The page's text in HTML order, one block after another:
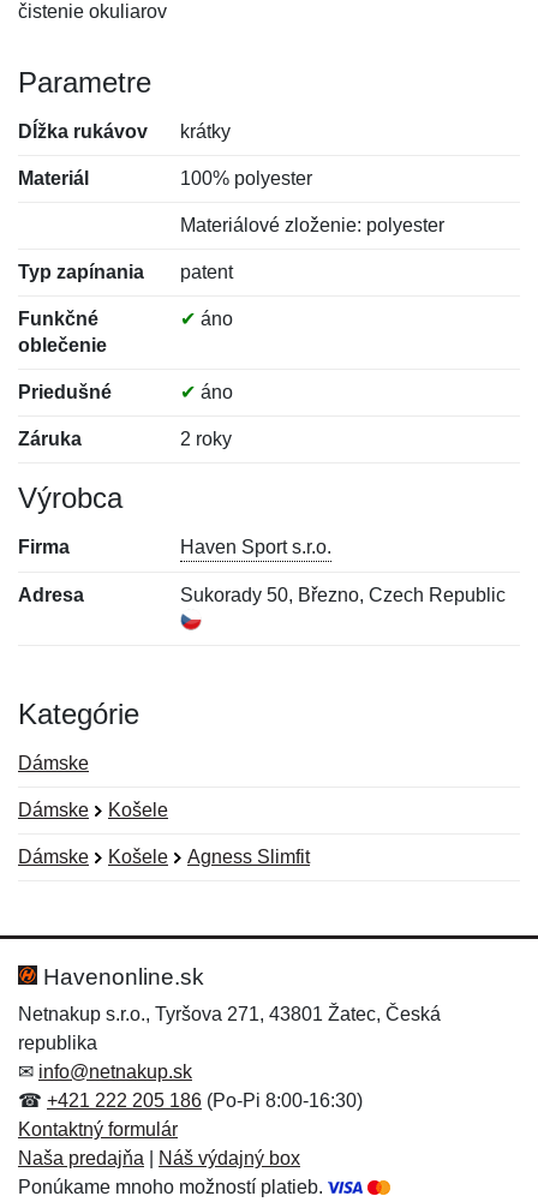
čistenie okuliarov
Parametre
Dĺžka rukávov krátky
Materiál 100% polyester
Materiálové zloženie: polyester
Typ zapínania patent
Funkčné
oblečenie
✔ áno
Priedušné ✔ áno
Záruka 2 roky
Výrobca
Firma Haven Sport s.r.o.
Adresa Sukorady 50, Březno, Czech Republic
Kategórie
Dámske
Dámske Košele
Dámske Košele Agness Slimfit
Hodnotenie:
Meno:*
E-mail:
Meno:
E-mail:*
Správa*
Havenonline.sk
Netnakup s.r.o., Tyršova 271, 43801 Žatec, Česká
republika
✉ info@netnakup.sk
☎ +421 222 205 186 (Po-Pi 8:00-16:30)
Kontaktný formulár
Naša predajňa
Náš výdajný box
Ponúkame mnoho možností platieb.